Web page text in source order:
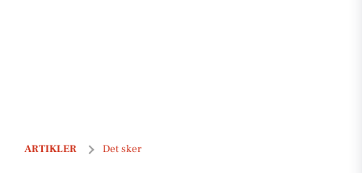
ARTIKLER Det sker
Oplev en unik koncertoplevelse og cykelfest i Tranekær denne